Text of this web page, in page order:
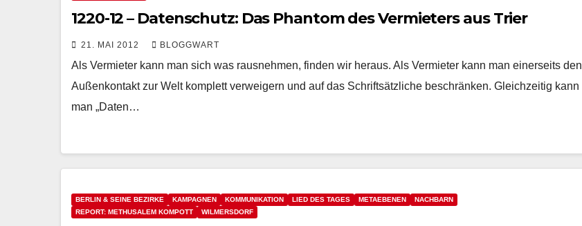
1220-12 – Datenschutz: Das Phantom des Vermieters aus Trier
21. MAI 2012 BLOGGWART
Als Vermieter kann man sich was rausnehmen, finden wir heraus. Als Vermieter kann man einerseits den
Außenkontakt zur Welt komplett verweigern und auf das Schriftsätzliche beschränken. Gleichzeitig kann
man „Daten…
BERLIN & SEINE BEZIRKE KAMPAGNEN KOMMUNIKATION LIED DES TAGES METAEBENEN
NACHBARN
REPORT: METHUSALEM KOMPOTT
WILMERSDORF